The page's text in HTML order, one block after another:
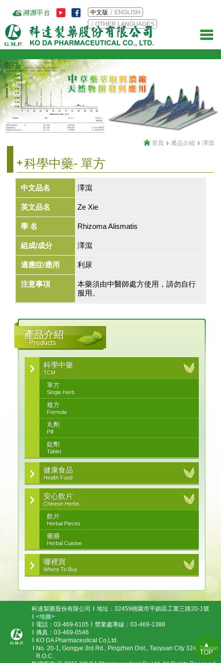
中文版
ENGLISH
OTHER LANGUAGES
科學中藥- 單方
首頁 產品介紹 澤瀉
中文品名 澤瀉
英文品名 Ze Xie
學 名 Rhizoma Alismatis
組成/成分 澤瀉
適應症/應用 利尿
注意事項
本藥須由中醫師處方使用，請勿自行
服用。
產品介紹
Products
科學中藥
TCM
單方
Single Herb
複方
Formula
丸劑
Pill
錠劑
Tablet
健康食品
Health Food
安心飲片
Chinese Herbs
飲片
Herbal Pieces
藥膳
Herbal Cuisine
哪裡買
Where To Buy
科達製藥股份有限公司
地址：32459桃園市平鎮區工業三路20-1號
<地圖>
電話：03-469-6105
營業處專線：03-469-1388
傳真：03-469-0546
KO DA Pharmaceutical Co,Ltd.
No. 20-1, Gongye 3rd Rd., Pingzhen Dist., Taoyuan City 324, Taiwan
R.O.C.
▲
TOP